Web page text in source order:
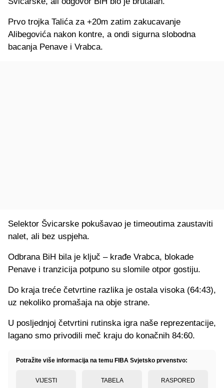
Prvo trojka Talića za +20m zatim zakucavanje
Alibegovića nakon kontre, a ondi sigurna slobodna
bacanja Penave i Vrabca.
Selektor Švicarske pokušavao je timeoutima zaustaviti
nalet, ali bez uspjeha.
Odbrana BiH bila je ključ – krađe Vrabca, blokade
Penave i tranzicija potpuno su slomile otpor gostiju.
Do kraja treće četvrtine razlika je ostala visoka (64:43),
uz nekoliko promašaja na obje strane.
U posljednjoj četvrtini rutinska igra naše reprezentacije,
lagano smo privodili meč kraju do konačnih 84:60.
Potražite više informacija na temu FIBA Svjetsko prvenstvo:
VIJESTI TABELA RASPORED